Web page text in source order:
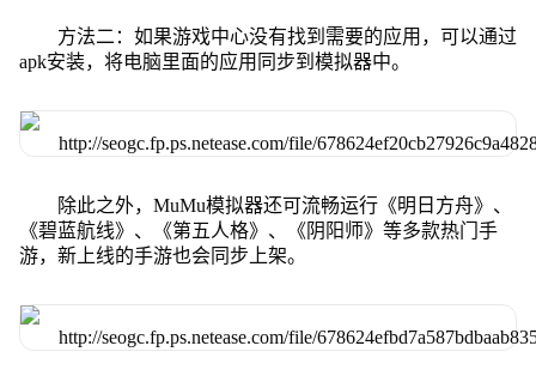
方法二：如果游戏中心没有找到需要的应用，可以通过
apk安装，将电脑里面的应用同步到模拟器中。
除此之外，MuMu模拟器还可流畅运行《明日方舟》、
《碧蓝航线》、《第五人格》、《阴阳师》等多款热门手
游，新上线的手游也会同步上架。